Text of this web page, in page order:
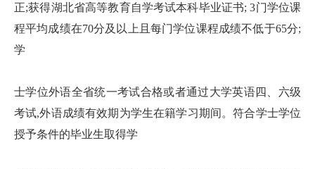
正;获得湖北省高等教育自学考试本科毕业证书; 3门学位课
程平均成绩在70分及以上且每门学位课程成绩不低于65分;
学
士学位外语全省统一考试合格或者通过大学英语四、六级
考试,外语成绩有效期为学生在籍学习期间。符合学士学位
授予条件的毕业生取得学